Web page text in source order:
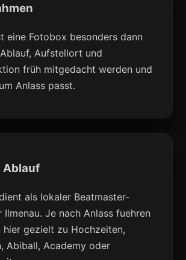
eine Fotobox besonders dann
Aufstellort und
früh mitgedacht werden und
Anlass passt.
Ablauf
als lokaler Beatmaster-
Ilmenau. Je nach Anlass fuehren
gezielt zu Hochzeiten,
Abiball, Academy oder